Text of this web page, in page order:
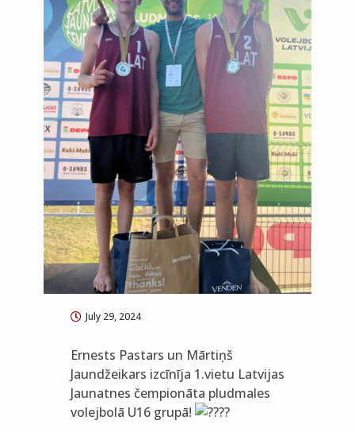
July 29, 2024
Ernests Pastars un Mārtiņš
Jaundžeikars izcīnīja 1.vietu Latvijas
Jaunatnes čempionāta pludmales
volejbolā U16 grupā!